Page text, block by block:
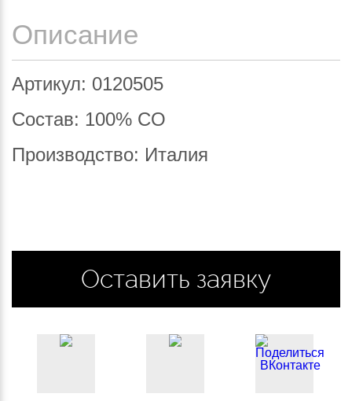
Описание
Артикул: 0120505
Состав: 100% CO
Производство: Италия
Оставить заявку